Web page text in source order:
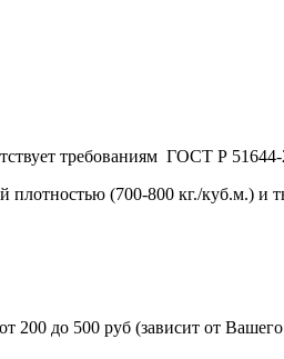
требованиям ГОСТ Р 51644-
плотностью (700-800 кг./куб.м.) и
200 до 500 руб (зависит от